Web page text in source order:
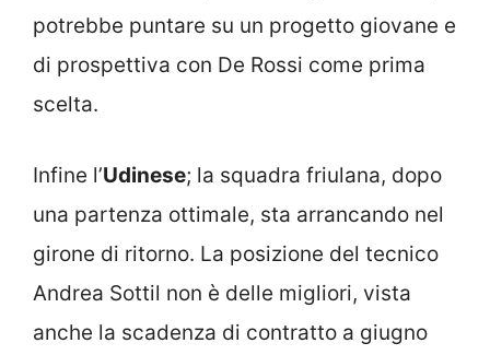
potrebbe puntare su un progetto giovane e
di prospettiva con De Rossi come prima
scelta.
Infine l’Udinese; la squadra friulana, dopo
una partenza ottimale, sta arrancando nel
girone di ritorno. La posizione del tecnico
Andrea Sottil non è delle migliori, vista
anche la scadenza di contratto a giugno